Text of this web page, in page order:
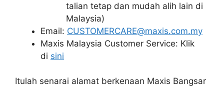
talian tetap dan mudah alih lain di
Malaysia)
Email: CUSTOMERCARE@maxis.com.my
Maxis Malaysia Customer Service: Klik
di sini
Itulah senarai alamat berkenaan Maxis Bangsar